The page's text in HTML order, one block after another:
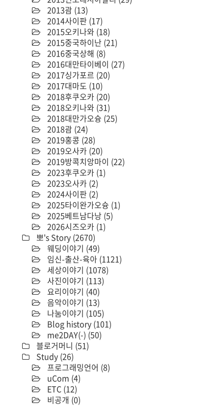
2013괌 (13)
2014사이판 (17)
2015오키나와 (18)
2015중국하이난 (21)
2016중국상해 (8)
2016대만타이베이 (27)
2017싱가포르 (20)
2017대마도 (10)
2018후쿠오카 (20)
2018오키나와 (31)
2018대만가오슝 (25)
2018괌 (24)
2019홍콩 (28)
2019오사카 (20)
2019방콕치앙마이 (22)
2023후쿠오카 (1)
2023오사카 (2)
2024사이판 (2)
2025타이완가오슝 (1)
2025베트남다낭 (5)
2026시즈오카 (1)
뽀's Story (2670)
웨딩이야기 (49)
임신-출산-육아 (1121)
세상이야기 (1078)
사진이야기 (113)
요리이야기 (40)
음악이야기 (13)
나눔이야기 (105)
Blog history (101)
me2DAY(-) (50)
블로거머니 (51)
Study (26)
프로그래밍언어 (8)
uCom (4)
ETC (12)
비공개 (0)